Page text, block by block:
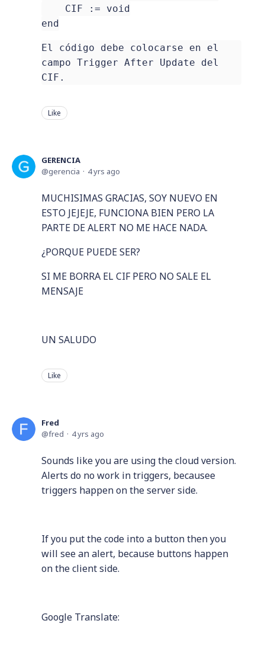
CIF := void
end
El código debe colocarse en el
campo Trigger After Update del
CIF.
Like
GERENCIA
gerencia
4 yrs ago
MUCHISIMAS GRACIAS, SOY NUEVO EN
ESTO JEJEJE, FUNCIONA BIEN PERO LA
PARTE DE ALERT NO ME HACE NADA.
¿PORQUE PUEDE SER?
SI ME BORRA EL CIF PERO NO SALE EL
MENSAJE
UN SALUDO
Like
Fred
fred
4 yrs ago
Sounds like you are using the cloud version.
Alerts do no work in triggers, becausee
triggers happen on the server side.
If you put the code into a button then you
will see an alert, because buttons happen
on the client side.
Google Translate: